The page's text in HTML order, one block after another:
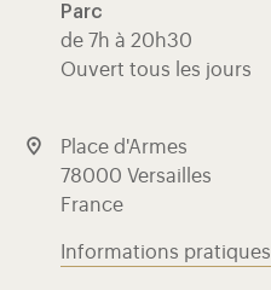
Parc
de 7h à 20h30
Ouvert tous les jours
Place d'Armes
78000 Versailles
France
Informations pratiques